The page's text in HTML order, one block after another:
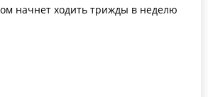
начнет ходить трижды в неделю